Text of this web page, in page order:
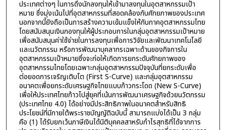
ประเทศต่างๆ ในการดึงนักลงทุนให้เข้ามาลงทุนในอุตสาหกรรมเป้า
หมาย ซึ่งมุ่งเน้นไปที่อุตสาหกรรมที่สอดคล้องกับศักยภาพของประเทศ
นอกจากนี้ยังถือเป็นการสร้างความเข้มแข็งให้กับภาคอุตสาหกรรมไทย
โดยสนับสนุนเงินกองทุนให้ผู้ประกอบการในกลุ่มอุตสาหกรรมเป้าหมาย
เพื่อสนับสนุนค่าใช้จ่ายในการลงทุนเพื่อการวิจัยและพัฒนาเทคโนโลยี
และนวัตกรรม หรือการพัฒนาบุคลากรเฉพาะด้านของกิจการใน
อุตสาหกรรมเป้าหมายซึ่งจะก่อให้เกิดการยกระดับศักยภาพของ
อุตสาหกรรมไทยโดยเฉพาะกลุ่มอุตสาหกรรมปัจจุบันที่ยกระดับเพื่อ
ต่อยอดการเจริญเติบโต (First S-Curve) และกลุ่มอุตสาหกรรม
อนาคตเพื่อยกระดับเศรษฐกิจไทยแบบก้าวกระโดด (New S-Curve)
เพื่อให้ประเทศไทยก้าวไปสู่ยุคที่เน้นการพัฒนาเศรษฐกิจด้วยนวัตกรรม
(ประเทศไทย 4.0) ได้อย่างมีประสิทธิภาพในอนาคตสำหรับสิทธิ
ประโยชน์ที่มีภายใต้พระราชบัญญัติฉบับนี้ สามารถแบ่งได้เป็น 3 กลุ่ม
คือ (1) ได้รับยกเว้นภาษีเงินได้นิติบุคคลสาหรับกำไรสุทธิที่ได้จากการ